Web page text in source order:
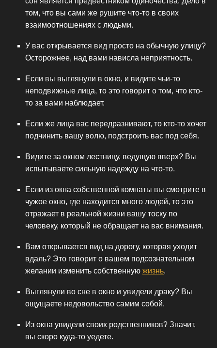
том, что вы сами же рушите что-то в своих
взаимоотношениях с людьми.
У вас открывается вид просто на обычную улицу?
Осторожнее, над вами нависла неприятность.
Если вы выглянули в окно, и видите чьи-то
неподвижные лица, то это говорит о том, что кто-
то за вами наблюдает.
Если же лица вас передразнивают, то кто-то хочет
подчинить вашу волю, подстроить вас под себя.
Видите за окном лестницу, ведущую вверх? Вы
испытываете сильную надежду на что-то.
Если из окна собственной комнаты вы смотрите в
чужое окно, где находится много людей, то это
отражает в реальной жизни вашу тоску по
человеку, который не обращает на вас внимания.
Вам открывается вид на дорогу, которая уходит
вдаль? Это говорит о вашем подсознательном
желании изменить собственную жизнь.
Выглянули во сне в окно и увидели драку? Вы
ощущаете недовольство самим собой.
Из окна увидели своих родственников? Значит,
вы скоро куда-то уедете.